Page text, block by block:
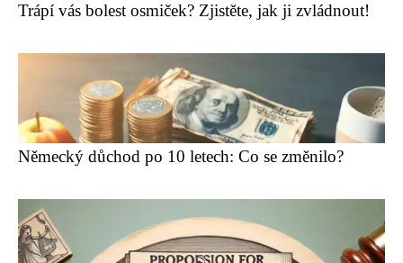
Trápí vás bolest osmiček? Zjistěte, jak ji zvládnout!
Německý důchod po 10 letech: Co se změnilo?